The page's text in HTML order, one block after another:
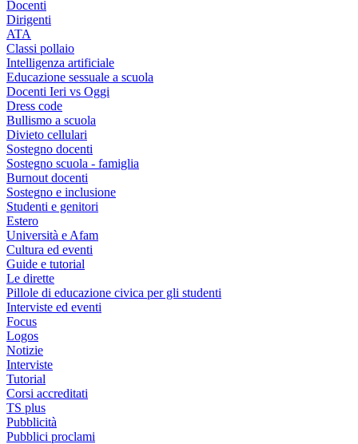
Docenti
Dirigenti
ATA
Classi pollaio
Intelligenza artificiale
Educazione sessuale a scuola
Docenti Ieri vs Oggi
Dress code
Bullismo a scuola
Divieto cellulari
Sostegno docenti
Sostegno scuola - famiglia
Burnout docenti
Sostegno e inclusione
Studenti e genitori
Estero
Università e Afam
Cultura ed eventi
Guide e tutorial
Le dirette
Pillole di educazione civica per gli studenti
Interviste ed eventi
Focus
Logos
Notizie
Interviste
Tutorial
Corsi accreditati
TS plus
Pubblicità
Pubblici proclami